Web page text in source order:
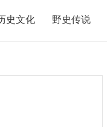
史文化 野史传说